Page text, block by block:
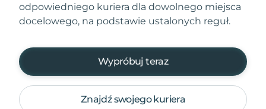
odpowiedniego kuriera dla dowolnego miejsca
docelowego, na podstawie ustalonych reguł.
Wypróbuj teraz
Znajdź swojego kuriera